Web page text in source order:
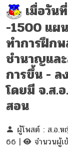
เมื่อวัน
-1500 แผ
ทำการฝึกพ
ชำนาญแล
การขึ้น - ล
โดยมี จ.ส.
สอน
ผู้โพสต์ : ส.อ.
66 |
จำนวนผู้